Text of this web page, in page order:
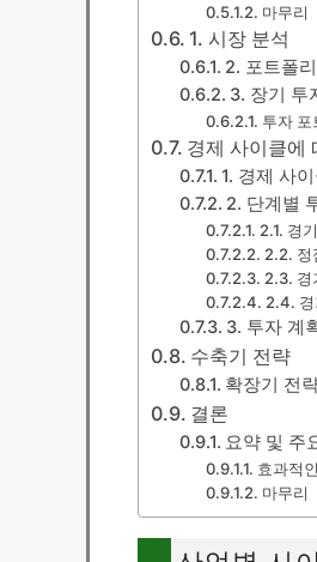
마무리
1. 시장 분석
2. 포트폴
3. 장기 투
투자 포
경제 사이클에
1. 경제 사
2. 단계별
2.1. 경
2.2. 정
2.3. 경
2.4. 경
3. 투자 계
수축기 전략
확장기 전
결론
요약 및 주
효과적
마무리